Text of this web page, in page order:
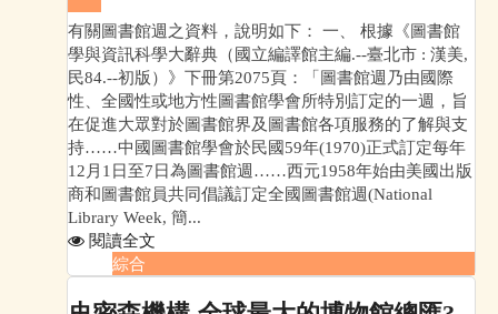
有關圖書館週之資料，說明如下： 一、 根據《圖書館
學與資訊科學大辭典（國立編譯館主編.--臺北市 : 漢美,
民84.--初版）》下冊第2075頁：「圖書館週乃由國際
性、全國性或地方性圖書館學會所特別訂定的一週，旨
在促進大眾對於圖書館界及圖書館各項服務的了解與支
持……中國圖書館學會於民國59年(1970)正式訂定每年
12月1日至7日為圖書館週……西元1958年始由美國出版
商和圖書館員共同倡議訂定全國圖書館週(National
Library Week, 簡...
閱讀全文
綜合